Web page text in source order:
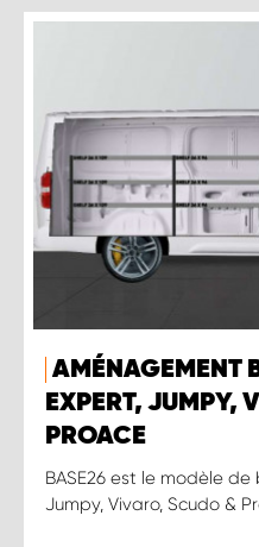
AMÉNAGEMENT
EXPERT, JUMPY,
PROACE
BASE26 est le modèle
Jumpy, Vivaro, Scudo &